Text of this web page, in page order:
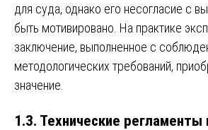
для суда, однако его несогласие с
быть мотивировано. На практике
заключение, выполненное с
методологических требований,
значение.
1.3. Технические регламенты